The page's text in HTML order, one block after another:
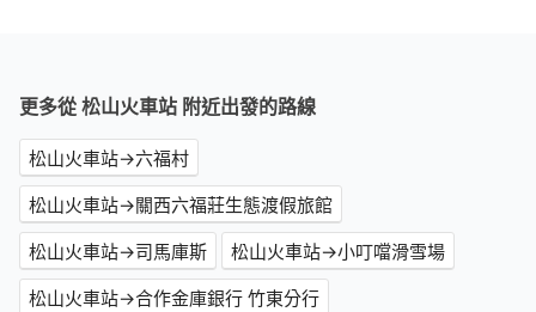
更多從 松山火車站 附近出發的路線
松山火車站→六福村
松山火車站→關西六福莊生態渡假旅館
松山火車站→司馬庫斯
松山火車站→小叮噹滑雪場
松山火車站→合作金庫銀行 竹東分行